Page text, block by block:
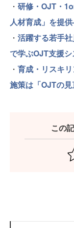
・ 研修・OJT・
人材育成」を提
・ 活躍する若手
で学ぶOJT支援
・ 育成・リスキ
施策は「OJTの
この